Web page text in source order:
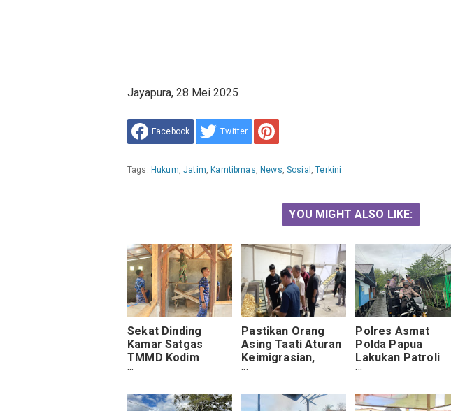
Jayapura, 28 Mei 2025
Facebook Twitter
Tags: Hukum,Jatim, Kamtibmas, News, Sosial ,Terkini
YOU MIGHT ALSO LIKE:
Sekat Dinding
Kamar Satgas
TMMD Kodim
1009/Tanah Laut
Rehab Rumah Pak
Pastikan Orang
Asing Taati Aturan
Keimigrasian,
Kantor Imigrasi
Operasi Gabungan
Polres Asmat
Polda Papua
Lakukan Patroli
Cipkon Antisipasi
Kamtibmas Di